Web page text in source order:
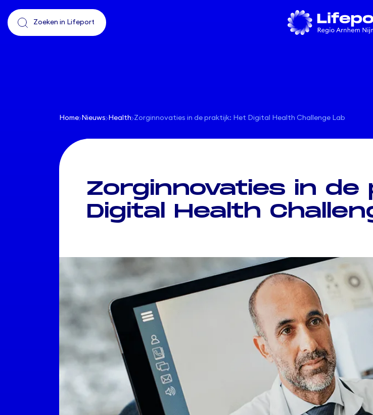
Home Nieuws Health Zorginnovaties in de praktijk: Het Digital Health Challenge Lab
Zorginnovaties in de
Digital Health